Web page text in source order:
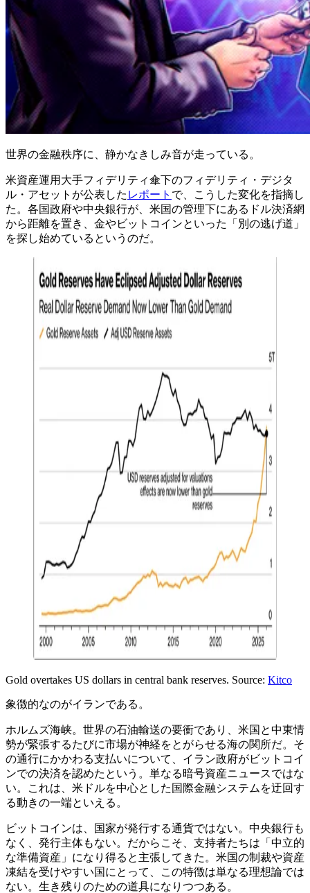
世界の金融秩序に、静かなきしみ音が走っている。
米資産運用大手フィデリティ傘下のフィデリティ・デジタ
ル・アセットが公表した レポート で、こうした変化を指摘し
た。各国政府や中央銀行が、米国の管理下にあるドル決済網
から距離を置き、金やビットコインといった「別の逃げ道」
を探し始めているというのだ。
Gold overtakes US dollars in central bank reserves. Source: Kitco
象徴的なのがイランである。
ホルムズ海峡。世界の石油輸送の要衝であり、米国と中東情
勢が緊張するたびに市場が神経をとがらせる海の関所だ。そ
の通行にかかわる支払いについて、イラン政府がビットコイ
ンでの決済を認めたという。単なる暗号資産ニュースではな
い。これは、米ドルを中心とした国際金融システムを迂回す
る動きの一端といえる。
ビットコインは、国家が発行する通貨ではない。中央銀行も
なく、発行主体もない。だからこそ、支持者たちは「中立的
な準備資産」になり得ると主張してきた。米国の制裁や資産
凍結を受けやすい国にとって、この特徴は単なる理想論では
ない。生き残りのための道具になりつつある。